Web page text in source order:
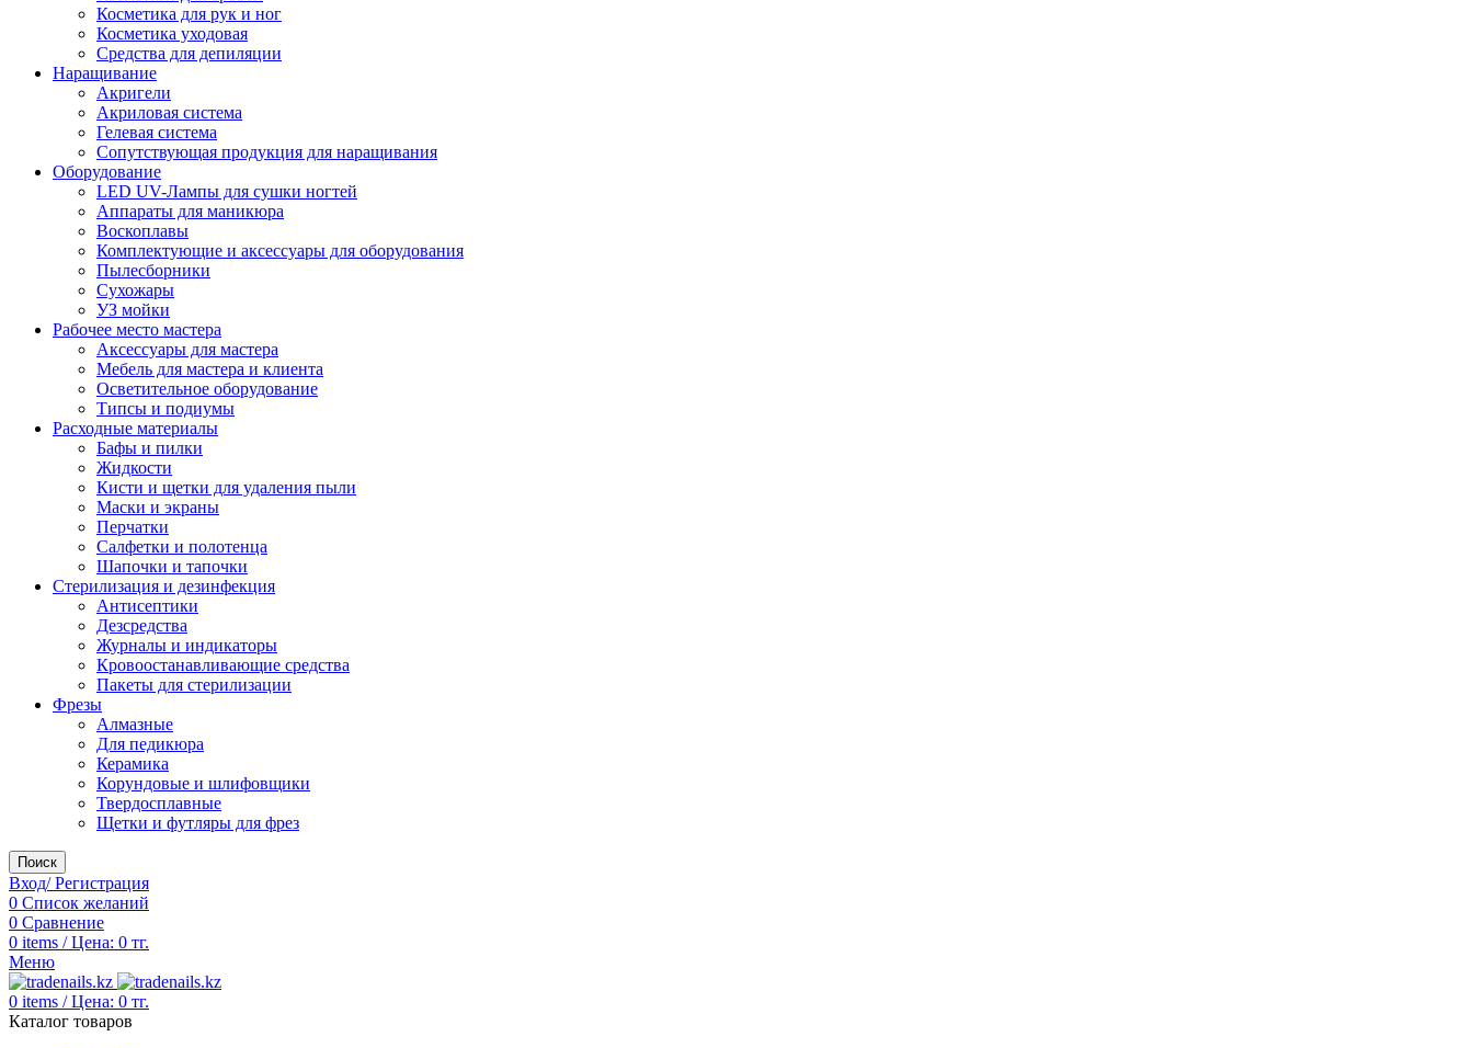
Косметика для рук и ног
Косметика уходовая
Средства для депиляции
Наращивание
Акригели
Акриловая система
Гелевая система
Сопутствующая продукция для наращивания
Оборудование
LED UV-Лампы для сушки ногтей
Аппараты для маникюра
Воскоплавы
Комплектующие и аксессуары для оборудования
Пылесборники
Сухожары
УЗ мойки
Рабочее место мастера
Аксессуары для мастера
Мебель для мастера и клиента
Осветительное оборудование
Типсы и подиумы
Расходные материалы
Бафы и пилки
Жидкости
Кисти и щетки для удаления пыли
Маски и экраны
Перчатки
Салфетки и полотенца
Шапочки и тапочки
Стерилизация и дезинфекция
Антисептики
Дезсредства
Журналы и индикаторы
Кровоостанавливающие средства
Пакеты для стерилизации
Фрезы
Алмазные
Для педикюра
Керамика
Корундовые и шлифовщики
Твердосплавные
Щетки и футляры для фрез
Поиск
Вход/ Регистрация
0 Список желаний
0 Сравнение
0 items / Цена: 0 тг.
Меню
0 items / Цена: 0 тг.
Каталог товаров